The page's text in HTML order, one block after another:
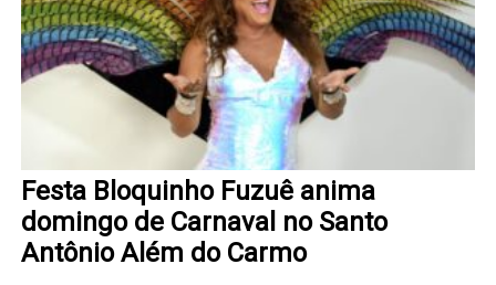
Festa Bloquinho Fuzuê anima
domingo de Carnaval no Santo
Antônio Além do Carmo